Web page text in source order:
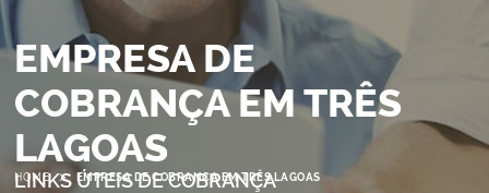
EMPRESA DE
COBRANÇA EM TRÊS
LAGOAS
LINKS ÚTEIS DE COBRANÇA
HOME > EMPRESA DE COBRANÇA EM TRÊS LAGOAS